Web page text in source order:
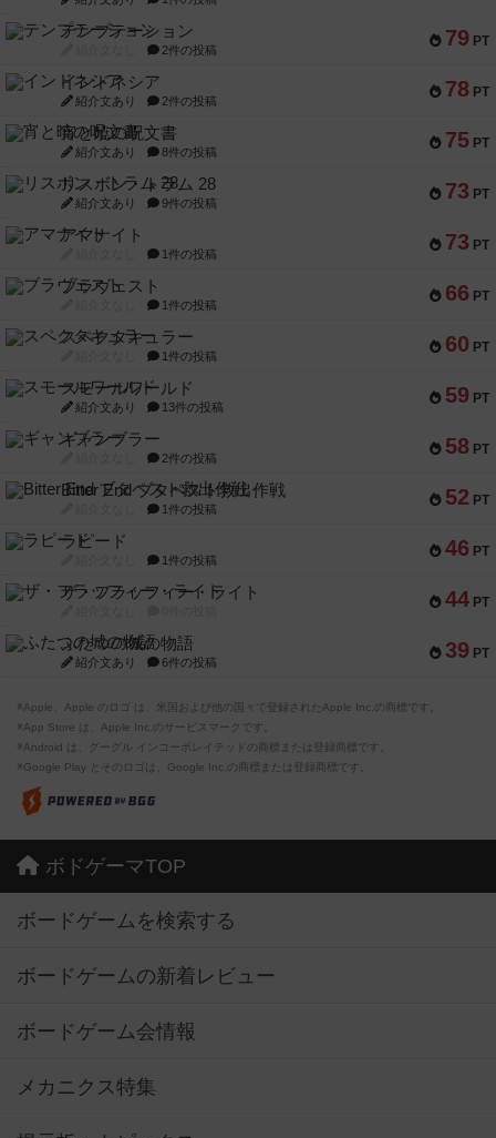
79 PT
テンプテーション
2件の投稿
78 PT
インドネシア
紹介文あり 2件の投稿
75 PT
宵と暁の呪文書
紹介文あり 8件の投稿
73 PT
リスボン・トラム 28
紹介文あり 9件の投稿
73 PT
アマナイト
1件の投稿
66 PT
ブラヴェスト
1件の投稿
60 PT
スペクタキュラー
1件の投稿
59 PT
スモールワールド
紹介文あり 13件の投稿
58 PT
ギャンブラー
2件の投稿
52 PT
Bitter End ブタペスト救出作戦
1件の投稿
46 PT
ラピード
1件の投稿
44 PT
ザ・フラッフィー・ライト
39 PT
ふたつの城の物語
紹介文あり 6件の投稿
※Apple、Apple のロゴ は、米国および他の国々で登録されたApple Inc.の商標です。
※App Store は、Apple Inc.のサービスマークです。
※Android は、グーグル インコーポレイテッドの商標または登録商標です。
※Google Play とそのロゴは、Google Inc.の商標または登録商標です。
ボドゲーマTOP
ボードゲームを検索する
ボードゲームの新着レビュー
ボードゲーム会情報
メカニクス特集